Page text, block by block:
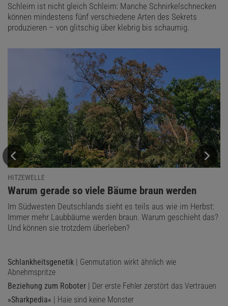
Schleim ist nicht gleich Schleim: Manche Schnirkelschnecken
können mindestens fünf verschiedene Arten des Sekrets
produzieren – von glitschig über klebrig bis schaumig.
HITZEWELLE
:
Warum gerade so viele Bäume braun werden
Im Südwesten Deutschlands sieht es teils aus wie im Herbst:
Immer mehr Laubbäume werden braun. Warum geschieht das?
Und können sie trotzdem überleben?
Schlankheitsgenetik | Genmutation wirkt ähnlich wie
Abnehmspritze
Beziehung zum Roboter | Der erste Fehler zerstört das Vertrauen
»Sharkpedia« | Haie sind keine Monster